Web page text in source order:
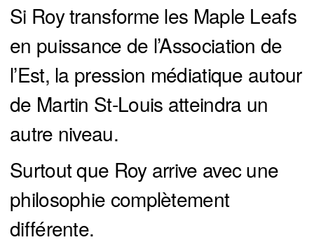
Si Roy transforme les Maple Leafs
en puissance de l’Association de
l’Est, la pression médiatique autour
de Martin St-Louis atteindra un
autre niveau.
Surtout que Roy arrive avec une
philosophie complètement
différente.